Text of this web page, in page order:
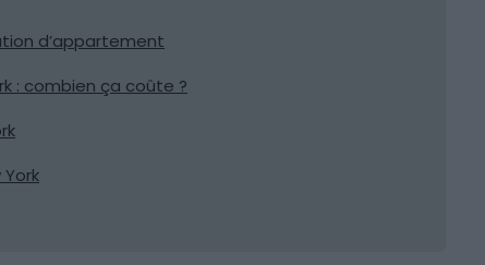
d’appartement
: combien ça coûte ?